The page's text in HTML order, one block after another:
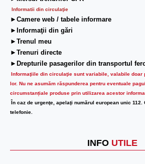
Informatii din circulaţie
►Camere web / tabele informare
►Informaţii din gări
►Trenul meu
►Trenuri directe
►Drepturile pasagerilor din transportul
Informaţiile din circulaţie sunt variabile, valabile
lor. Nu ne asumăm răspunderea pentru eventuale
circumstanțiale produse prin utilizarea acestor
În caz de urgenţe, apelaţi numărul european unic
telefonie.
INFO UTILE